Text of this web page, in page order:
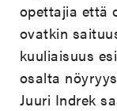
opettajia että
ovatkin
kuuliaisuus
osalta
Juuri Indrek